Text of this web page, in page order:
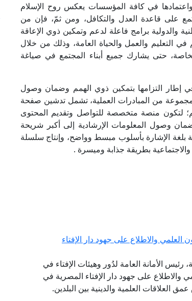
في كافة المؤسسات يعكس روح الإسلام
على قاعدة العدل والتكافل، ومن ثمّ، فإن من
والدولية برامج فاعلة لدعم وتمكين ذوي الإعاقة
التعليم والعمل والحياة العامة، وذلك من خلال
حتى يشارك جميع أبناء المجتمع في صياغة
إطار التزامها بتمكين ذوي الهمم وضمان وصول
من المبادرات العملية، تشمل تدشين صفحة
لتكون منصة متخصصة للتواصل وتقديم المحتوى
وصول المعلومات الإرشادية إلى أكبر شريحة
بلغة الإشارة بأسلوب مبسط وواضح، وإنتاج سلسلة
بطريقة جذابة وميسرة .
والاطلاع على جهود دار الإفتاء
الأمانة العامة لدُور وهيئات الإفتاء في
والاطلاع على جهود دار الإفتاء المصرية في
العلاقات العلمية والدينية بين البلدين.